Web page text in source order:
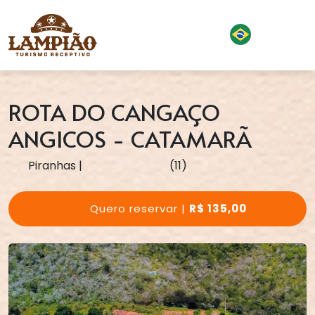
ROTA DO CANGAÇO
ANGICOS - CATAMARÃ
Piranhas | (11)
Quero reservar | R$ 135,00